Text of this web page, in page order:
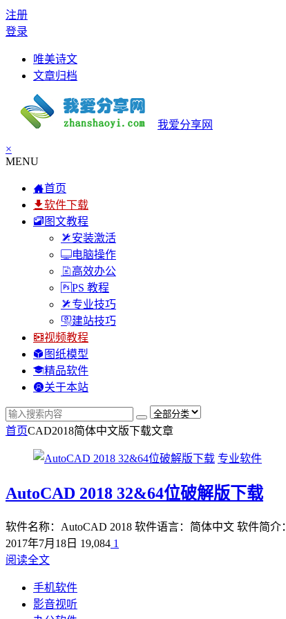
注册
登录
唯美诗文
文章归档
我爱分享网
×
MENU
首页
软件下载
图文教程
安装激活
电脑操作
高效办公
PS 教程
专业技巧
建站技巧
视频教程
图纸模型
精品软件
关于本站
首页CAD2018简体中文版下载文章
专业软件
AutoCAD 2018 32&64位破解版下载
软件名称：AutoCAD 2018 软件语言：简体中文 软件简
2017年7月18日 19,084 1
阅读全文
手机软件
影音视听